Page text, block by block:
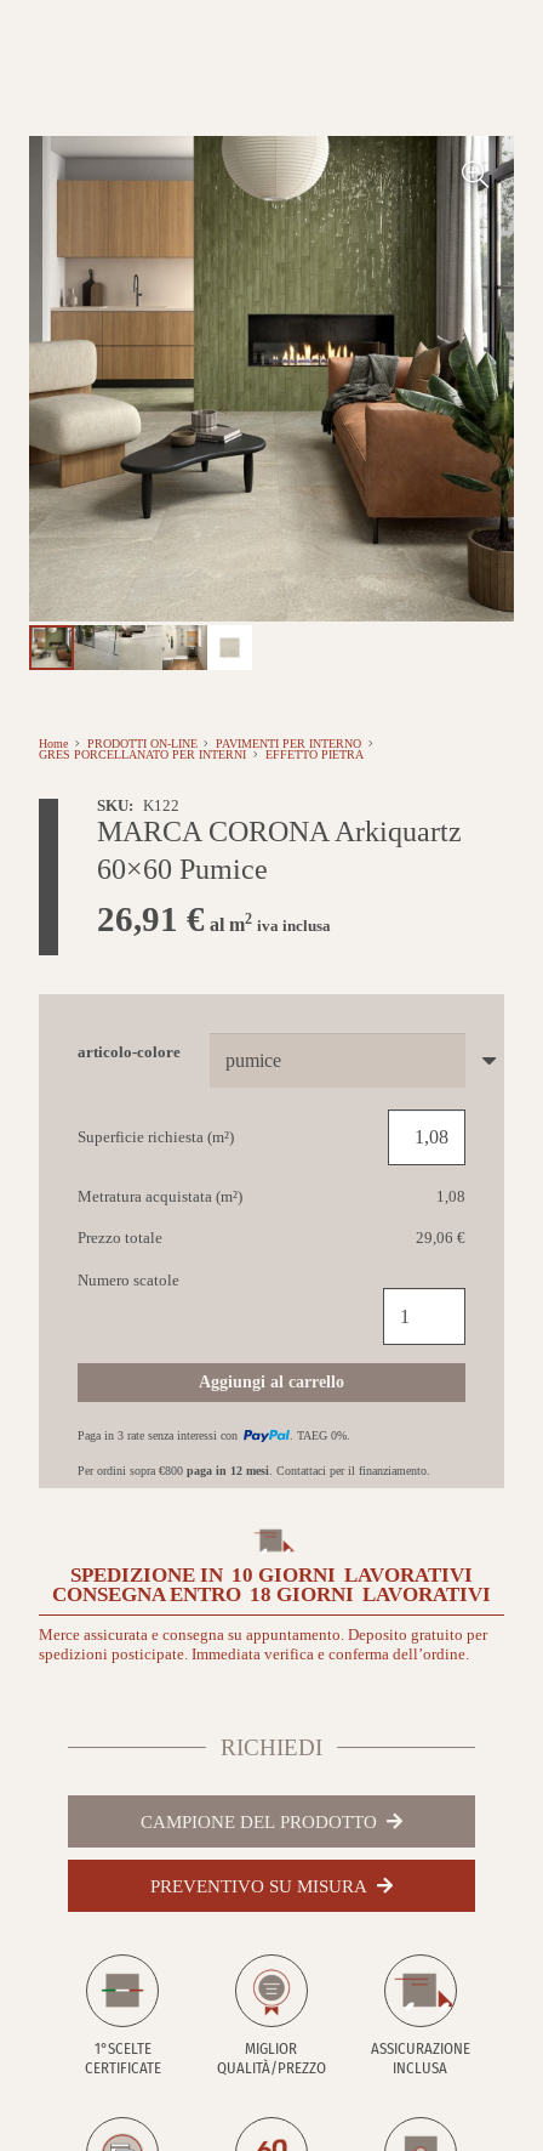
Home PRODOTTI ON-LINE
PAVIMENTI PER INTERNO
GRES PORCELLANATO PER INTERNI
EFFETTO PIETRA
SKU: K122
MARCA CORONA Arkiquartz
60×60 Pumice
26,91 € al m2 iva inclusa
articolo-colore
Superficie richiesta (m²)
Metratura acquistata (m²) 1,08
Prezzo totale 29,06 €
CORONA
Arkiquartz
Aggiungi al carrello
Numero scatole
Paga in 3 rate senza interessi con . TAEG 0%.
Per ordini sopra €800 paga in 12 mesi. Contattaci per il finanziamento.
SPEDIZIONE IN 10 GIORNI LAVORATIVI
CONSEGNA ENTRO 18 GIORNI LAVORATIVI
Merce assicurata e consegna su appuntamento. Deposito gratuito per
spedizioni posticipate. Immediata verifica e conferma dell’ordine.
RICHIEDI
CAMPIONE DEL PRODOTTO
PREVENTIVO SU MISURA
1°SCELTE
CERTIFICATE
MIGLIOR
QUALITÀ/PREZZO
ASSICURAZIONE
INCLUSA